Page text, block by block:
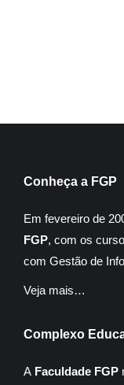
Conheça a FGP
Em fevereiro de
FGP, com os
com Gestão de
Veja mais…
Complexo
A Faculdade FGP